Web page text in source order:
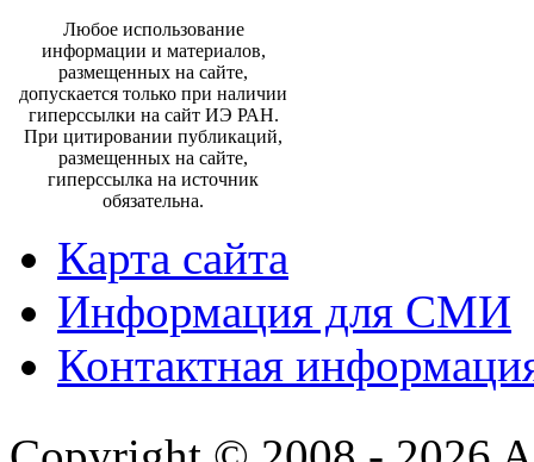
Любое использование
информации и материалов,
размещенных на сайте,
допускается только при наличии
гиперссылки на сайт ИЭ РАН.
При цитировании публикаций,
размещенных на сайте,
гиперссылка на источник
обязательна.
Карта сайта
Информация для СМИ
Контактная